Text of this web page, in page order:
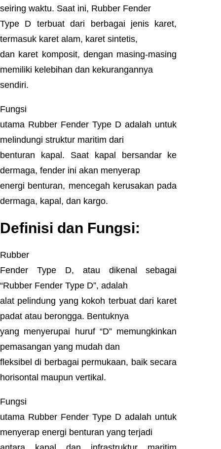
seiring waktu. Saat ini, Rubber Fender
Type D terbuat dari berbagai jenis karet,
termasuk karet alam, karet sintetis,
dan karet komposit, dengan masing-masing
memiliki kelebihan dan kekurangannya
sendiri.
Fungsi
utama Rubber Fender Type D adalah untuk
melindungi struktur maritim dari
benturan kapal. Saat kapal bersandar ke
dermaga, fender ini akan menyerap
energi benturan, mencegah kerusakan pada
dermaga, kapal, dan kargo.
Definisi dan Fungsi:
Rubber
Fender Type D, atau dikenal sebagai
“Rubber Fender Type D”, adalah
alat pelindung yang kokoh terbuat dari karet
padat atau berongga. Bentuknya
yang menyerupai huruf “D” memungkinkan
pemasangan yang mudah dan
fleksibel di berbagai permukaan, baik secara
horisontal maupun vertikal.
Fungsi
utama Rubber Fender Type D adalah untuk
menyerap energi benturan yang terjadi